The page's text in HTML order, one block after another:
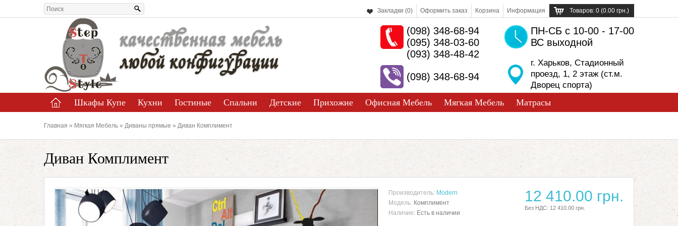
Товаров: 0 (0.00 грн.)
Информация
Корзина
Оформить заказ
Закладки (0)
ПН-СБ с 10-00 - 17-00
ВС выходной
г. Харьков, Стадионный
проезд, 1, 2 этаж (ст.м.
Дворец спорта)
(098) 348-68-94
(095) 348-03-60
(093) 348-48-42
(098) 348-68-94
качественная мебель
любой конфигурации
Шкафы Купе Кухни Гостиные Спальни Детские Прихожие Офисная Мебель Мягкая Мебель Матрасы
Главная » Мягкая Мебель » Диваны прямые » Диван Комплимент
Диван Комплимент
12 410.00 грн.
Без НДС: 12 410.00 грн.
Производитель: Modern
Модель: Комплимент
Наличие: Есть в наличии